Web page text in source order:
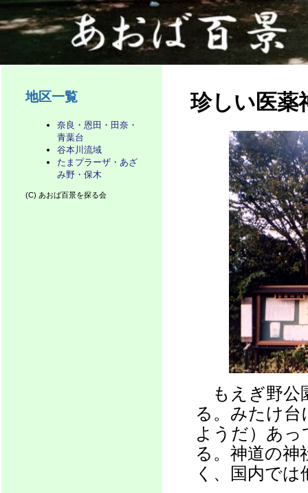
地区一覧
奈良・恩田・田奈・
青葉台
谷本川流域
たまプラーザ・あざ
み野・保木
(C) あおば百景を探る会
珍しい医薬
もえぎ野公
る。みたけ台
ようだ）あっ
る。神道の神
く、国内で